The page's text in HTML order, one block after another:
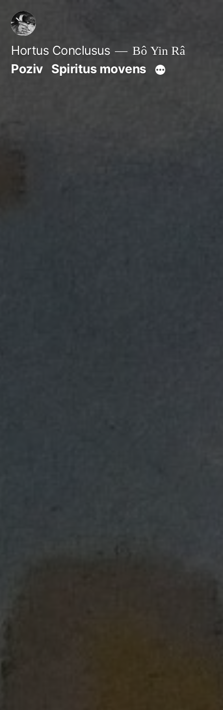
Skip
content
Hortus Conclusus Bô Yin Râ
Poziv Spiritus movens